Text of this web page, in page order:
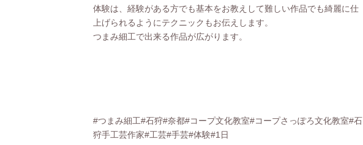
体験は、経験がある方でも基本をお教えして難しい作品でも綺麗に仕
上げられるようにテクニックもお伝えします。
つまみ細工で出来る作品が広がります。
#つまみ細工#石狩#奈都#コープ文化教室#コープさっぽろ文化教室#石
狩手工芸作家#工芸#手芸#体験#1日